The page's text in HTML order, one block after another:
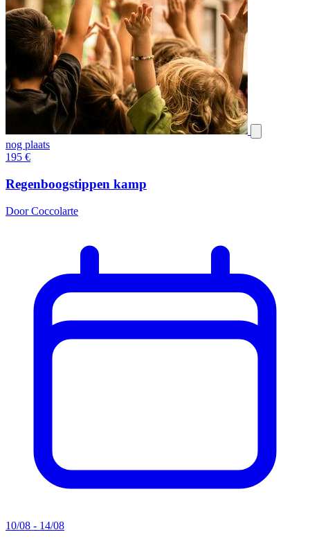
nog plaats
195 €
Regenboogstippen kamp
Door Coccolarte
10/08 - 14/08